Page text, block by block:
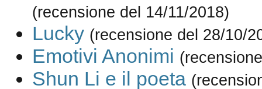
(recensione del 14/11/2018)
Lucky (recensione del 28/10/
Emotivi Anonimi
Shun Li e il poeta